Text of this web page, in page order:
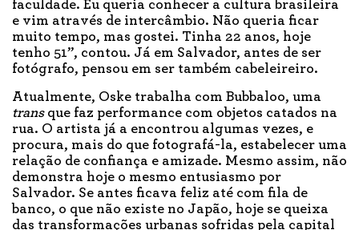
faculdade. Eu queria conhecer a cultura brasileira
e vim através de intercâmbio. Não queria ficar
muito tempo, mas gostei. Tinha 22 anos, hoje
tenho 51”, contou. Já em Salvador, antes de ser
fotógrafo, pensou em ser também cabeleireiro.
Atualmente, Oske trabalha com Bubbaloo, uma
transque faz performance com objetos catados na
rua. O artista já a encontrou algumas vezes, e
procura, mais do que fotografá-la, estabelecer uma
relação de confiança e amizade. Mesmo assim, não
demonstra hoje o mesmo entusiasmo por
Salvador. Se antes ficava feliz até com fila de
banco, o que não existe no Japão, hoje se queixa
das transformações urbanas sofridas pela capital